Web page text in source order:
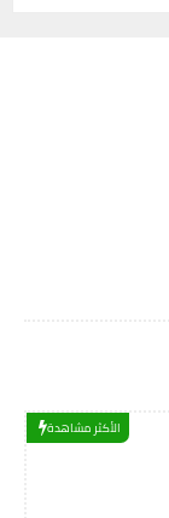
الأكثر مشاهدة